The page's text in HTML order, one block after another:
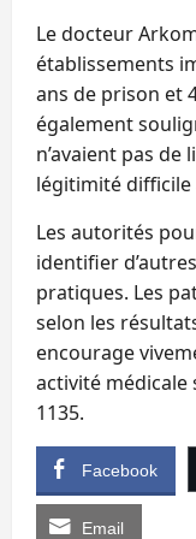
Le docteur
établissements
ans de prison et
également
n’avaient pas
légitimité difficile
Les autorités
identifier
pratiques. Les
selon les
encourage
activité médicale
1135.
Facebook
Email